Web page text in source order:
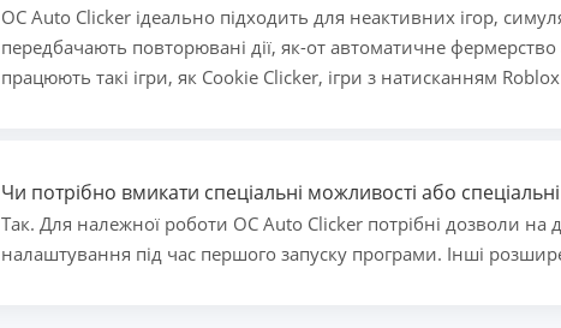
OC Auto Clicker ідеально підходить для неактивних ігор,
передбачають повторювані дії, як-от автоматичне
працюють такі ігри, як Cookie Clicker, ігри з натисканням
Чи потрібно вмикати спеціальні можливості або
Так. Для належної роботи OC Auto Clicker потрібні дозволи на
налаштування під час першого запуску програми. Інші